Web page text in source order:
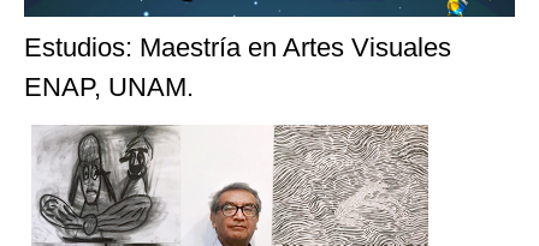
Estudios: Maestría en Artes Visuales
ENAP, UNAM.